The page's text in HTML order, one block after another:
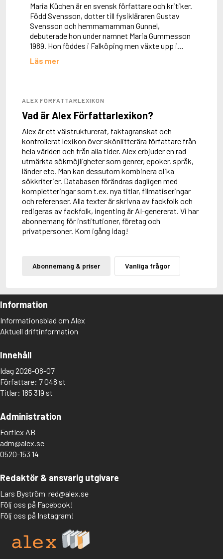
Maria Küchen är en svensk författare och kritiker.
Född Svensson, dotter till fysikläraren Gustav
Svensson och hemmamamman Gunnel,
debuterade hon under namnet Maria Gummesson
1989. Hon föddes i Falköping men växte upp i
förstod att man måste vara duktig på matematik
Läs mer
ALEX FÖRFATTARLEXIKON
Vad är Alex Författarlexikon?
Alex är ett välstrukturerat, faktagranskat och
kontrollerat lexikon över skönlitterära författare från
hela världen och från alla tider. Alex erbjuder en rad
utmärkta sökmöjligheter som genrer, epoker, språk,
länder etc. Man kan dessutom kombinera olika
sökkriterier. Databasen förändras dagligen med
kompletteringar som t.ex. nya titlar, filmatiseringar
och referenser. Alla texter är skrivna av fackfolk och
redigeras av fackfolk, ingenting är AI-genererat. Vi har
abonnemang för institutioner, företag och
privatpersoner. Kom igång idag!
Abonnemang & priser Vanliga frågor
Information
Informationsblad om Alex
Aktuell driftinformation
Innehåll
Idag 2026-08-07
Författare: 7 048 st
Titlar: 185 319 st
Administration
Forflex AB
adm@alex.se
0520-153 14
Redaktör & ansvarig utgivare
Lars Byström red@alex.se
Följ oss på Facebook!
Följ oss på Instagram!